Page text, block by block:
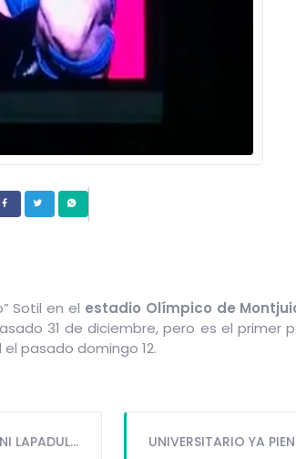
Sotil en el estadio Olímpico de
31 de diciembre, pero es el primer
pasado domingo 12.
SIN GUERRERO NI LAPADULA, VALERA LIDERA EL ATAQUE DE LA SELECCIÓN PERUANA